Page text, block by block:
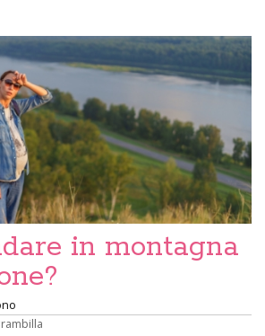
in montagna